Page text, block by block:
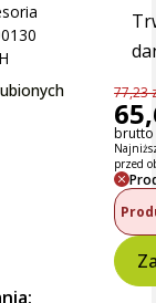
77,23
brutto
przed